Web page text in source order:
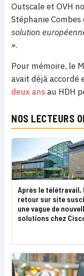
Outscale et OVH
Stéphanie
solution
».
Pour mémoire, le
avait déjà accordé
deux ans au HDH
NOS LECTEURS
Après le télétravail,
retour sur site
une vague de
solutions chez